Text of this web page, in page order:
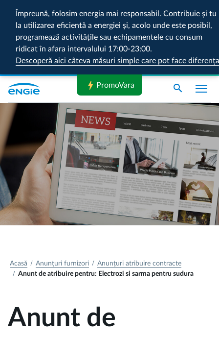
Împreună, folosim energia mai responsabil. Contribuie și tu
la utilizarea eficientă a energiei și, acolo unde este posibil,
programează activitățile sau echipamentele cu consum
ridicat în afara intervalului 17:00-23:00.
Descoperă aici câteva măsuri simple care pot face diferența
search
Acasă Anunțuri furnizori
Anunțuri atribuire contracte
Anunt de atribuire pentru: Electrozi si sarma pentru sudura​
Anunt de
bolt PromoVara